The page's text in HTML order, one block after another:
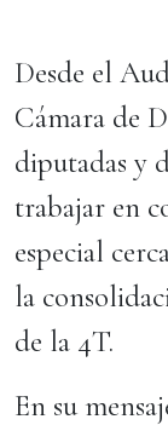
Desde el
Cámara de
diputadas y
trabajar en
especial
la
de la 4T.
En su